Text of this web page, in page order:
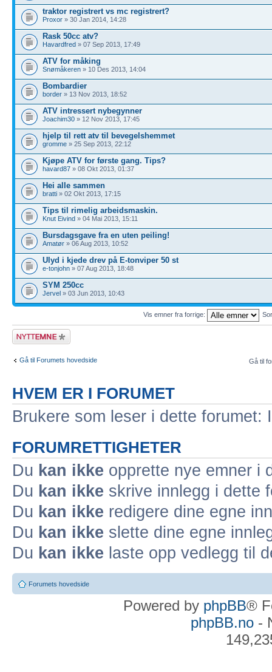
traktor registrert vs mc registrert?
Proxor » 30 Jan 2014, 14:28
Rask 50cc atv?
Havardfred » 07 Sep 2013, 17:49
ATV for måking
Snømåkeren » 10 Des 2013, 14:04
Bombardier
border » 13 Nov 2013, 18:52
ATV intressert nybegynner
Joachim30 » 12 Nov 2013, 17:45
hjelp til rett atv til bevegelshemmet
gromme » 25 Sep 2013, 22:12
Kjøpe ATV for første gang. Tips?
havard87 » 08 Okt 2013, 01:37
Hei alle sammen
bratti » 02 Okt 2013, 17:15
Tips til rimelig arbeidsmaskin.
Knut Eivind » 04 Mai 2013, 15:11
Bursdagsgave fra en uten peiling!
Amatør » 06 Aug 2013, 10:52
Ulyd i kjede drev på E-tonviper 50 st
e-tonjohn » 07 Aug 2013, 18:48
SYM 250cc
Jervel » 03 Jun 2013, 10:43
Vis emner fra forrige:
Legg inn et nytt
emne
Gå til Forumets hovedside Gå til
HVEM ER I FORUMET
Brukere som leser i dette
FORUMRETTIGHETER
Du kan ikke opprette nye emner i
Du kan ikke skrive innlegg i dette
Du kan ikke redigere dine egne
Du kan ikke slette dine egne
Du kan ikke laste opp vedlegg til
Forumets hovedside
Powered by phpBB®
phpBB.no-